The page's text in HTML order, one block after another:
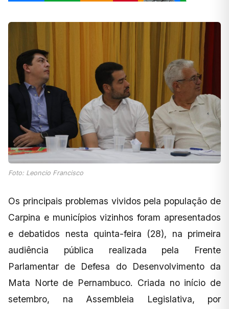
Foto: Leoncio Francisco
Os principais problemas vividos pela população de
Carpina e municípios vizinhos foram apresentados
e debatidos nesta quinta-feira (28), na primeira
audiência pública realizada pela Frente
Parlamentar de Defesa do Desenvolvimento da
Mata Norte de Pernambuco. Criada no início de
setembro, na Assembleia Legislativa, por